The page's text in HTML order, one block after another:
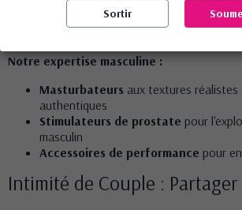
innovants conçus pour décupler les
nouveaux horizons de plaisir.
Notre expertise masculine :
Masturbateurs aux textures
authentiques
Stimulateurs de prostate pour
masculin
Accessoires de performance pour
Intimité de Couple :
Sortir